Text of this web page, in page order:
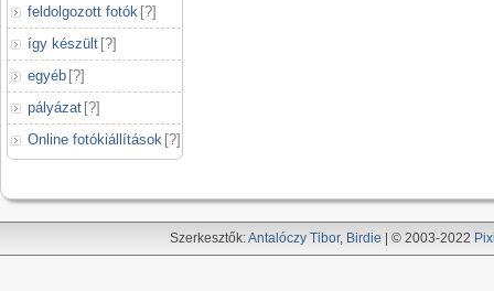
feldolgozott fotók [?]
így készült [?]
egyéb [?]
pályázat [?]
Online fotókiállítások [?]
Szerkesztők:Antalóczy Tibor, Birdie | © 2003-2022